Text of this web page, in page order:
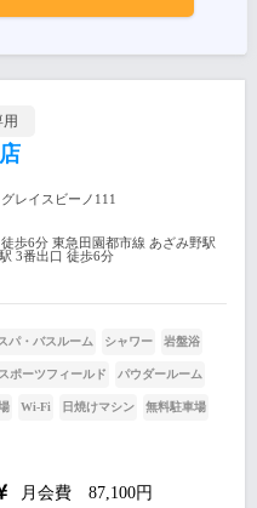
レイスビーノ111
歩6分 東急田園都市線 あざみ野駅
3番出口 徒歩6分
パ・バスルーム シャワー 岩盤浴
スポーツフィールド パウダールーム
Wi-Fi 日焼けマシン 無料駐車場
月会費 87,100円